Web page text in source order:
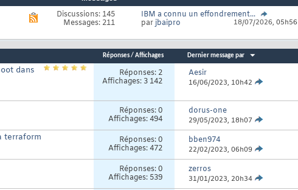
RSS
de
forum
Discussions: 145
Messages: 211
IBM a connu un effondrement...
parjbaipro 18/07/2026, 05h56
Réponses/ Affichages Dernier message par
dans
Réponses: 2
Affichages: 3 142
Aesir
16/06/2023, 10h42
Réponses:0
Affichages: 494
dorus-one
29/05/2023, 18h07
terraform Réponses:0
Affichages: 472
bben974
22/02/2023, 06h09
Réponses:0
Affichages: 539
zerros
31/01/2023, 20h34